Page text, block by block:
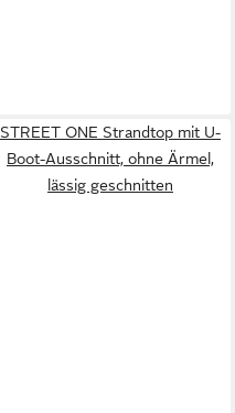
STREET ONE Strandtop mit U-
Boot-Ausschnitt, ohne Ärmel,
lässig geschnitten